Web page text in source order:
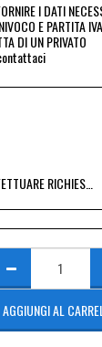
I DATI
E PARTITA
DI UN PRIVATO
ENTRO 14 GIORNI DALL&#039;ACQUISTO DEL RICAMBIO, IL RIMBORSO VIENE EMESSO ALLA CONSEGNA DEL RICAMBIO IN SEDE.
AGGIUNGI AL